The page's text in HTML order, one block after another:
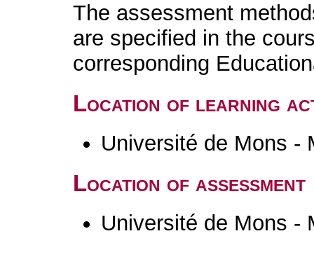
The assessment
are specified in the
corresponding
Location of learning
Université de Mons -
Location of assessment
Université de Mons -